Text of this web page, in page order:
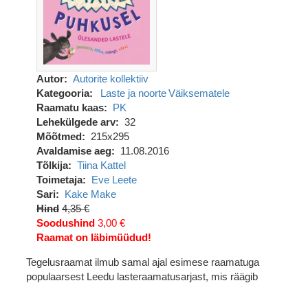
Autor
Autorite kollektiiv
Kategooria
Laste ja noorte Väiksematele
Raamatu kaas
PK
Lehekülgede arv
32
Mõõtmed
215x295
Avaldamise aeg
11.08.2016
Tõlkija
Tiina Kattel
Toimetaja
Eve Leete
Sari
Kake Make
Hind 4,35 €
Soodushind 3,00 €
Raamat on läbimüüdud!
Tegelusraamat ilmub samal ajal esimese raamatuga
populaarsest Leedu lasteraamatusarjast, mis räägib